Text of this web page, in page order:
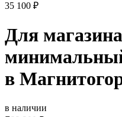
35 100 ₽
Для
в
в наличии